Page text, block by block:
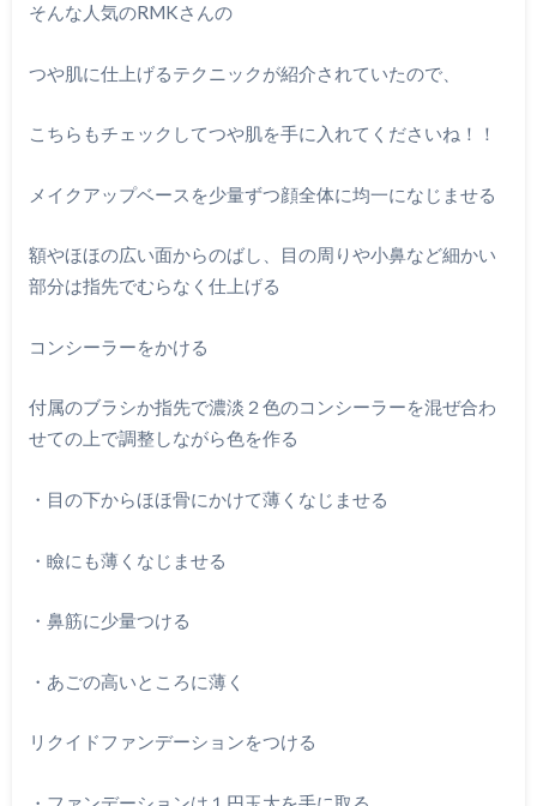
そんな人気のRMKさんの
つや肌に仕上げるテクニックが紹介されていたので、
こちらもチェックしてつや肌を手に入れてくださいね！！
メイクアップベースを少量ずつ顔全体に均一になじませる
額やほほの広い面からのばし、目の周りや小鼻など細かい
部分は指先でむらなく仕上げる
コンシーラーをかける
付属のブラシか指先で濃淡２色のコンシーラーを混ぜ合わ
せての上で調整しながら色を作る
・目の下からほほ骨にかけて薄くなじませる
・瞼にも薄くなじませる
・鼻筋に少量つける
・あごの高いところに薄く
リクイドファンデーションをつける